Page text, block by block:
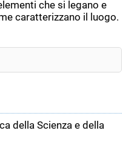
che si legano e
caratterizzano il luogo.
della Scienza e della